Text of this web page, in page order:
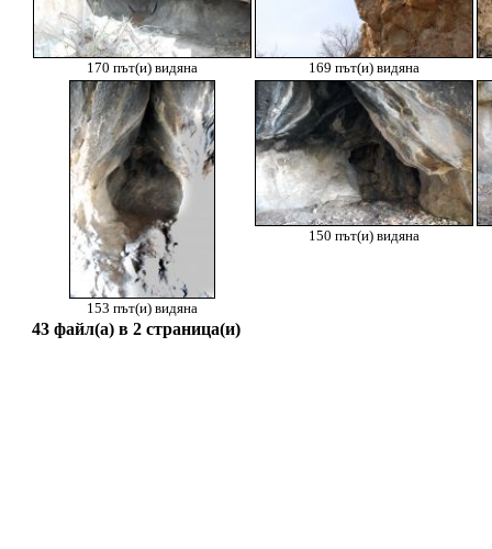
170 път(и) видяна 169 път(и) видяна
153 път(и) видяна
150 път(и) видяна
43 файл(а) в 2 страница(и)